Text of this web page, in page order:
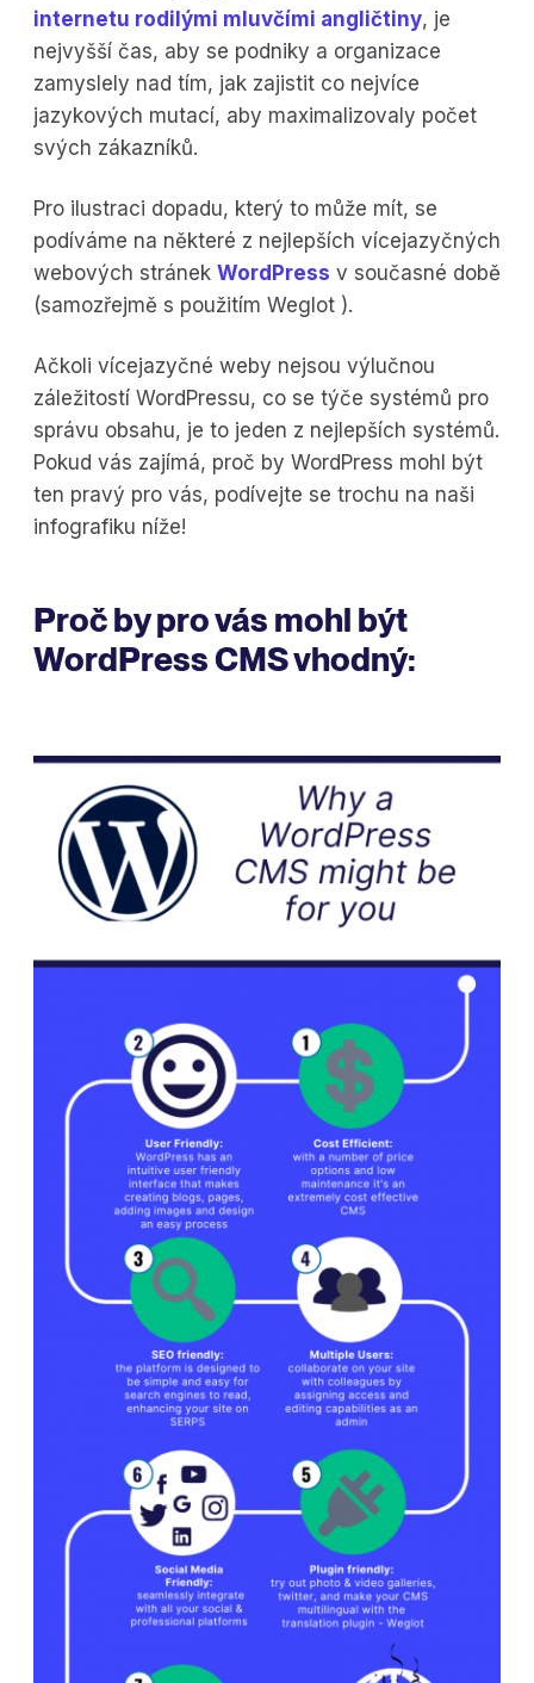
internetu rodilými mluvčími angličtiny, je
nejvyšší čas, aby se podniky a organizace
zamyslely nad tím, jak zajistit co nejvíce
jazykových mutací, aby maximalizovaly počet
svých zákazníků.
Pro ilustraci dopadu, který to může mít, se
podíváme na některé z nejlepších vícejazyčných
webových stránek WordPress v současné době
(samozřejmě s použitím Weglot ).
Ačkoli vícejazyčné weby nejsou výlučnou
záležitostí WordPressu, co se týče systémů pro
správu obsahu, je to jeden z nejlepších systémů.
Pokud vás zajímá, proč by WordPress mohl být
ten pravý pro vás, podívejte se trochu na naši
infografiku níže!
Proč by pro vás mohl být
WordPress CMS vhodný: